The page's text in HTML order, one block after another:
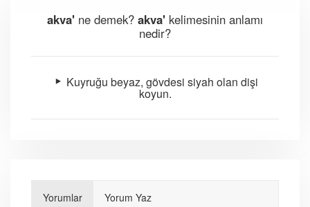
akva' ne demek? akva' kelimesinin anlamı
nedir?
Kuyruğu beyaz, gövdesi siyah olan dişi
koyun.
Yorumlar Yorum Yaz